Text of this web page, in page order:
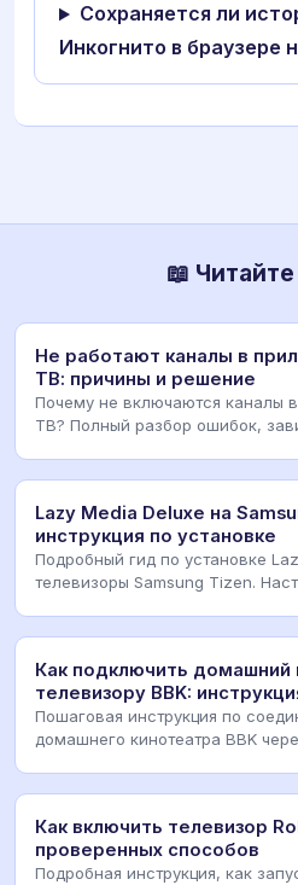
Сохраняется ли
Инкогнито в браузере
📖
Не работают каналы в
ТВ: причины и решение
Почему не включаются каналы
ТВ? Полный разбор ошибок,
Lazy Media Deluxe на
инструкция по установке
Подробный гид по установке
телевизоры Samsung Tizen.
Как подключить домашний
телевизору BBK:
Пошаговая инструкция по
домашнего кинотеатра BBK
Как включить телевизор
проверенных способов
Подробная инструкция, как